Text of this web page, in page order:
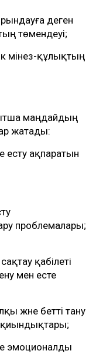
деген
төмендеуі;
мінез-құлықтың
маңдайдың
жатады:
есту ақпаратын
проблемалары;
қабілеті
мен есте
және бетті тану
қиындықтары;
эмоционалды